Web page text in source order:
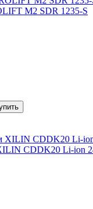
M2 SDR 1235-S
CDDK20 Li-ion